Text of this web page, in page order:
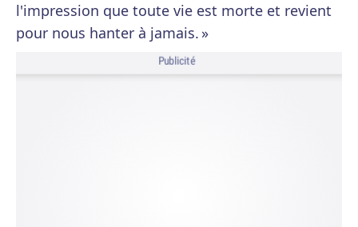
l'impression que toute vie est morte et revient
pour nous hanter à jamais. »
Publicité